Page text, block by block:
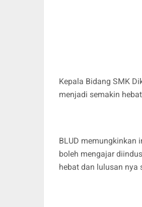
Kepala Bidang SMK
menjadi semakin
BLUD memungkinkan
boleh mengajar
hebat dan lulusan nya